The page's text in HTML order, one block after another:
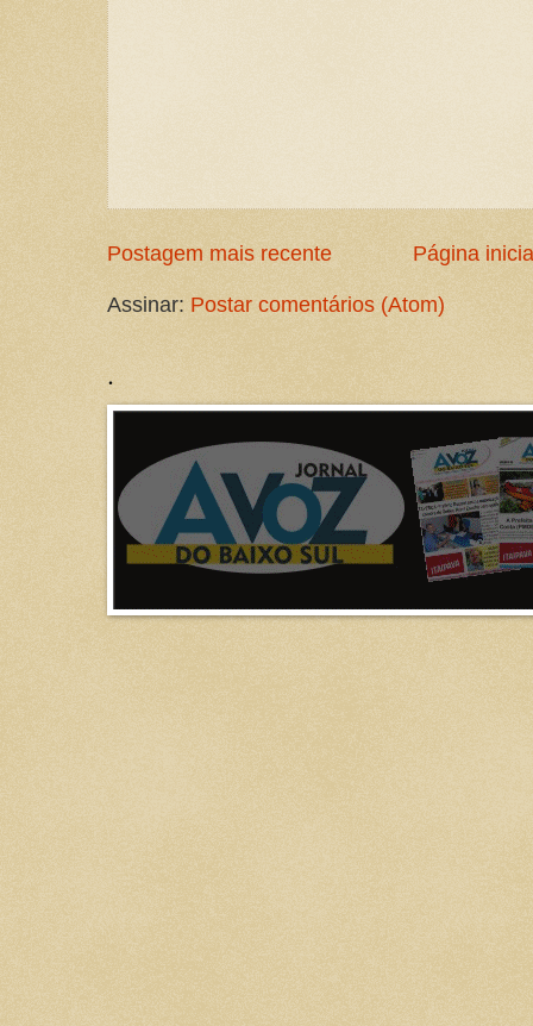
Postagem mais recente Página
Assinar: Postar comentários (Atom)
.